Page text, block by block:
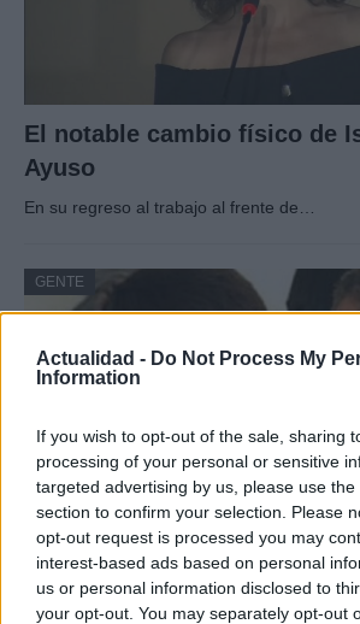
Actualidad - Do Not Process My
Information
If you wish to opt-out of the sale, sharing
processing of your personal or sensitive
targeted advertising by us, please use
section to confirm your selection. Please
opt-out request is processed you may
interest-based ads based on personal
us or personal information disclosed to
your opt-out. You may separately opt-out
El notable cambio físico de
Ayuso
En su regreso al trabajo al frente de…
GENTE
Hijo de Javier Gutiérrez: un
capacidades especiales